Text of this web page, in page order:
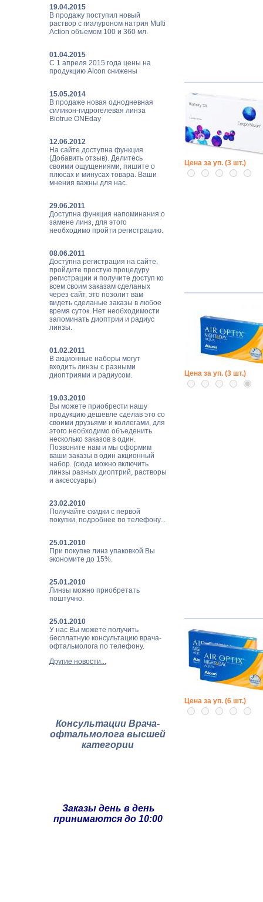
19.04.2015
В продажу поступил новый
раствор с гиалуроном натрия Multi
Action объемом 100 и 360 мл.
01.04.2015
С 1 апреля 2015 года цены на
продукцию Alcon снижены
15.05.2014
В продаже новая однодневная
силикон-гидрогелевая линза
Biotrue ONEday
12.06.2012
На сайте доступна функция
(Добавить отзыв). Делитесь
своими ощущениями, пишите о
плюсах и минусах товара. Ваши
мнения важны для нас.
29.06.2011
Доступна функция напоминания о
замене линз, для этого
необходимо пройти регистрацию.
08.06.2011
Доступна регистрация на сайте,
пройдите простую процедуру
регистрации и получите доступ ко
всем своим заказам сделаных
через сайт, это позолит вам
видеть сделаные заказы в любое
время суток. Нет необходимости
запоминать диоптрии и радиус
линзы.
01.02.2011
В акционные наборы могут
входить линзы с разными
диоптриями и радиусом.
19.03.2010
Вы можете приобрести нашу
продукцию дешевле сделав это со
своими друзьями и коллегами, для
этого необходимо объеденить
несколько заказов в один.
Позвоните нам и мы оформим
ваши заказы в один акционный
набор. (сюда можно включить
линзы разных диоптрий, растворы
и аксессуары)
23.02.2010
Получайте скидки с первой
покупки, подробнее по телефону...
25.01.2010
При покупке линз упаковкой Вы
экономите до 15%.
25.01.2010
Линзы можно приобретать
поштучно.
25.01.2010
У нас Вы можете получить
бесплатную консультацию врача-
офтальмолога по телефону.
Другие новости...
Консультации Врача-
офтальмолога высшей
категории
Заказы день в день
принимаются до 10:00
Цена за уп. (3 шт.)
Цена за уп. (3 шт.)
Цена за уп. (6 шт.)